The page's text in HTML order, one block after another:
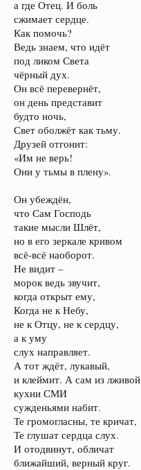
а где Отец. И боль
сжимает сердце.
Как помочь?
Ведь знаем, что идёт
под ликом Света
чёрный дух.
Он всё перевернёт,
он день представит
будто ночь,
Свет оболжёт как тьму.
Друзей отгонит:
«Им не верь!
Они у тьмы в плену».
Он убеждён,
что Сам Господь
такие мысли Шлёт,
но в его зеркале кривом
всё-всё наоборот.
Не видит –
морок ведь звучит,
когда открыт ему,
Когда не к Небу,
не к Отцу, не к сердцу,
а к уму
слух направляет.
А тот ждёт, лукавый,
и клеймит. А сам из лживой
кухни СМИ
сужденьями набит.
Те громогласны, те кричат,
Те глушат сердца слух.
И отодвинут, обличат
ближайший, верный круг.